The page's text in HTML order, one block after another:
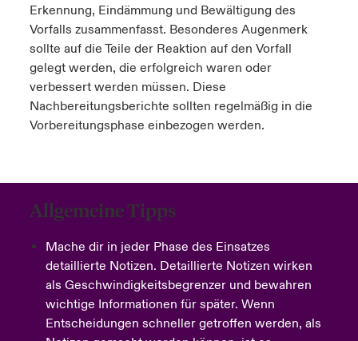
Erkennung, Eindämmung und Bewältigung des
Vorfalls zusammenfasst. Besonderes Augenmerk
sollte auf die Teile der Reaktion auf den Vorfall
gelegt werden, die erfolgreich waren oder
verbessert werden müssen. Diese
Nachbereitungsberichte sollten regelmäßig in die
Vorbereitungsphase einbezogen werden.
Allgemeine Tipps
Mache dir in jeder Phase des Einsatzes
detaillierte Notizen. Detaillierte Notizen wirken
als Geschwindigkeitsbegrenzer und bewahren
wichtige Informationen für später. Wenn
Entscheidungen schneller getroffen werden, als